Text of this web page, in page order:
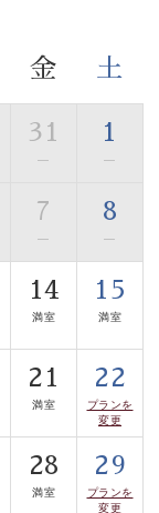
二十四節気と
た和定食
新鮮で若返り
も心も癒され
素材の畳を使
畳のお風呂で
います。 予め
金 土
31
—
1
—
7
—
8
—
14
満室
15
満室
21
満室
22
プランを
変更
28
満室
29
プランを
変更